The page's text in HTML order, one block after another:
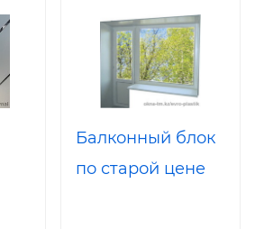
Балконный блок
по старой цене